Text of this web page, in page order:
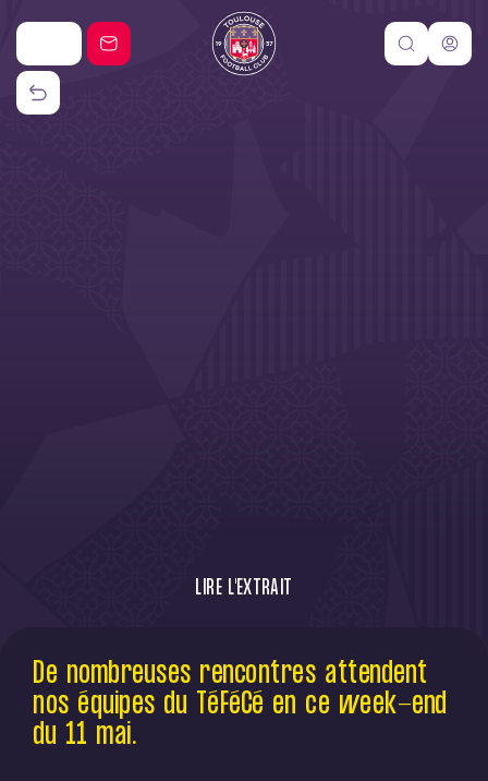
LIRE L'EXTRAIT
D'importantes échéances attendent nos
équipes du TéFéCé en ce week-end du 11
mai.
De nombreuses rencontres attendent
nos équipes du TéFéCé en ce week-end
du 11 mai.